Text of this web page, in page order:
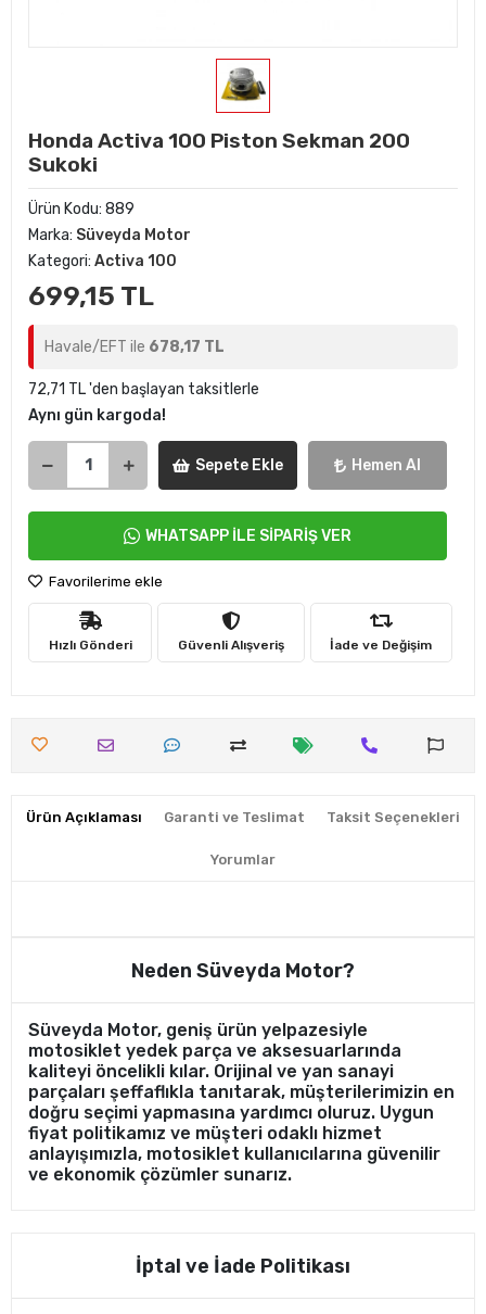
Honda Activa 100 Piston Sekman 200
Sukoki
Ürün Kodu: 889
Marka: Süveyda Motor
Kategori: Activa 100
699,15 TL
Havale/EFT ile 678,17 TL
72,71 TL 'den başlayan taksitlerle
Aynı gün kargoda!
Sepete Ekle Hemen Al
WHATSAPP İLE SİPARİŞ VER
Favorilerime ekle
Hızlı Gönderi Güvenli Alışveriş İade ve Değişim
Ürün Açıklaması Garanti ve Teslimat Taksit Seçenekleri
Yorumlar
Neden Süveyda Motor?
Süveyda Motor, geniş ürün yelpazesiyle
motosiklet yedek parça ve aksesuarlarında
kaliteyi öncelikli kılar. Orijinal ve yan sanayi
parçaları şeffaflıkla tanıtarak, müşterilerimizin en
doğru seçimi yapmasına yardımcı oluruz. Uygun
fiyat politikamız ve müşteri odaklı hizmet
anlayışımızla, motosiklet kullanıcılarına güvenilir
ve ekonomik çözümler sunarız.
İptal ve İade Politikası